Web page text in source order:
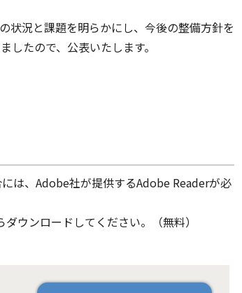
状況と課題を明らかにし、今後の整備方針を
たので、公表いたします。
は、Adobe社が提供するAdobe Readerが必
ウンロードしてください。（無料）